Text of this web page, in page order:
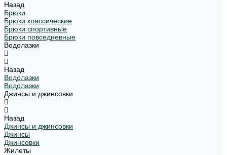
Назад
Брюки
Брюки классические
Брюки спортивные
Брюки повседневные
Водолазки
Назад
Водолазки
Водолазки
Джинсы и джинсовки
Назад
Джинсы и джинсовки
Джинсы
Джинсовки
Жилеты